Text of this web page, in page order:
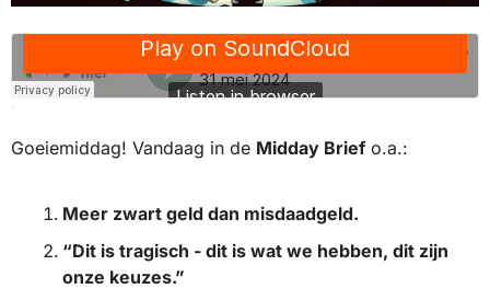
·
Goeiemiddag! Vandaag in de Midday Brief o.a.:
Meer zwart geld dan misdaadgeld.
“Dit is tragisch - dit is wat we hebben, dit zijn
onze keuzes.”